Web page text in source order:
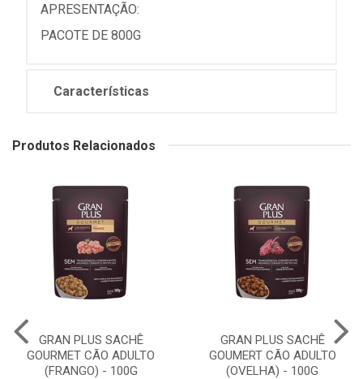
APRESENTAÇÃO:
PACOTE DE 800G
Características
Produtos Relacionados
GRAN PLUS SACHÊ
GOURMET CÃO ADULTO
(FRANGO) - 100G
GRAN PLUS SACHÊ
GOUMERT CÃO ADULTO
(OVELHA) - 100G